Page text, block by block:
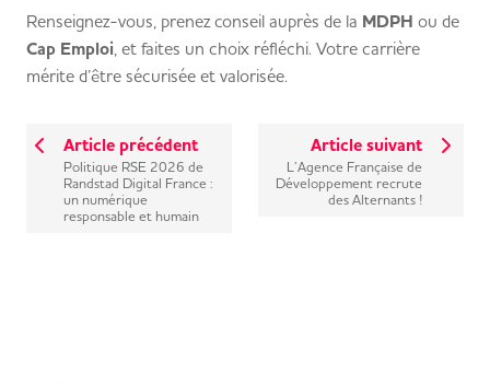
Renseignez-vous, prenez conseil auprès de la MDPH ou de
Cap Emploi, et faites un choix réfléchi. Votre carrière
mérite d’être sécurisée et valorisée.
Article précédent
Politique RSE 2026 de
Randstad Digital France :
un numérique
responsable et humain
Article suivant
L’Agence Française de
Développement recrute
des Alternants !